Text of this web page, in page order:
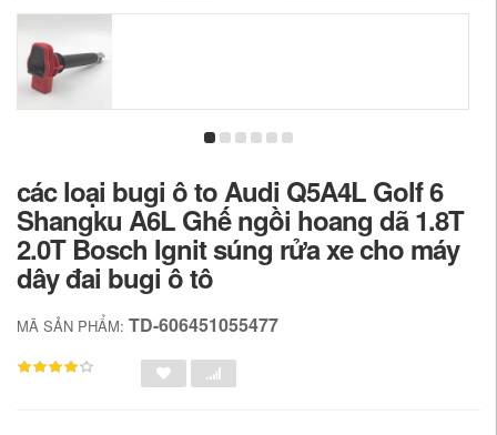
các loại bugi ô to Audi Q5A4L Golf 6
Shangku A6L Ghế ngồi hoang dã 1.8T
2.0T Bosch Ignit súng rửa xe cho máy
dây đai bugi ô tô
MÃ SẢN PHẨM: TD-606451055477